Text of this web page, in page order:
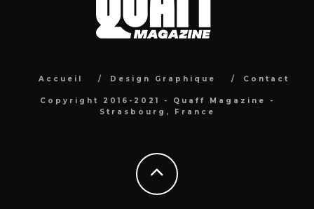
Accueil Design Graphique Contact
Copyright 2016-2021 - Quaff Magazine -
Strasbourg, France